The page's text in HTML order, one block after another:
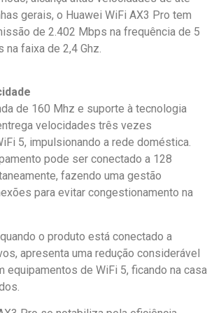
gerais, o Huawei WiFi AX3 Pro tem
de 2.402 Mbps na frequência de 5
na faixa de 2,4 Ghz.
de 160 Mhz e suporte à tecnologia
velocidades três vezes
5, impulsionando a rede doméstica.
pode ser conectado a 128
fazendo uma gestão
para evitar congestionamento na
o produto está conectado a
apresenta uma redução considerável
equipamentos de WiFi 5, ficando na casa